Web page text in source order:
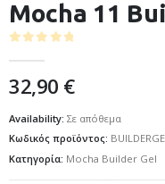
Mocha 11
32,90 €
Availability: Σε απόθεμα
Κωδικός προϊόντος:
Κατηγορία: Mocha Builder Gel